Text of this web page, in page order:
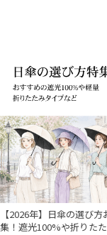
【2026年】日傘の選び
集！遮光100%や折りた